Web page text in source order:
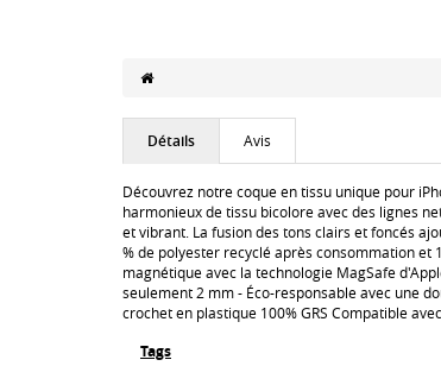
Détails Avis
Découvrez notre coque en tissu unique pour
harmonieux de tissu bicolore avec des lignes
et vibrant. La fusion des tons clairs et foncés
% de polyester recyclé après consommation et
magnétique avec la technologie MagSafe
seulement 2 mm - Éco-responsable avec une
crochet en plastique 100% GRS Compatible
Tags